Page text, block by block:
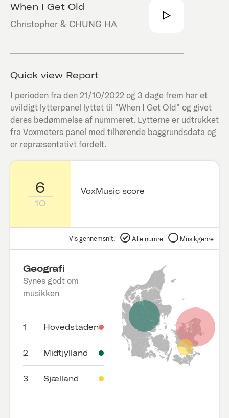
When I Get Old
Christopher & CHUNG HA
Quick view Report
I perioden fra den21/10/2022 og 3 dage frem har et
uvildigt lytterpanel lyttet til "When I Get Old" og givet
deres bedømmelse af nummeret. Lytterne er udtrukket
fra Voxmeters panel med tilhørende baggrundsdata og
er repræsentativt fordelt.
6
10
VoxMusic score
Vis gennemsnit: Alle numre Musikgenre
Geografi
Synes godt om
musikken
1 Hovedstaden
2 Midtjylland
3 Sjælland